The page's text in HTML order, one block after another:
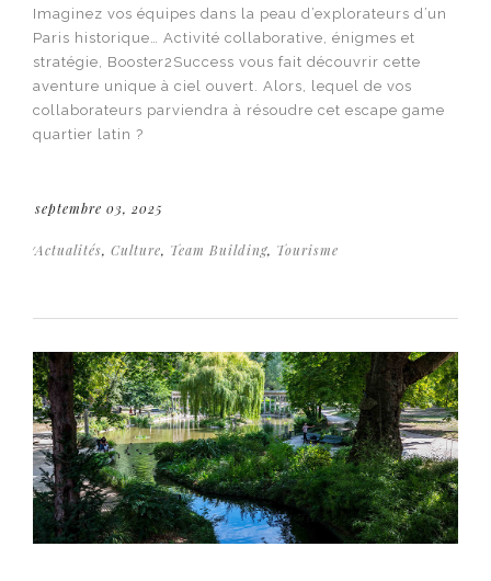
Imaginez vos équipes dans la peau d’explorateurs d’un
Paris historique… Activité collaborative, énigmes et
stratégie, Booster2Success vous fait découvrir cette
aventure unique à ciel ouvert. Alors, lequel de vos
collaborateurs parviendra à résoudre cet escape game
quartier latin ?
septembre 03, 2025
Actualités, Culture, Team Building, Tourisme